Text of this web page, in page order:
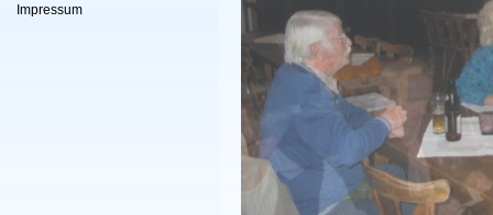
Impressum